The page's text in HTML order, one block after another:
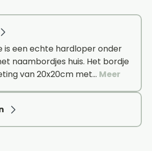
is een echte hardloper onder
naambordjes huis. Het bordje
van 20x20cm met… Meer